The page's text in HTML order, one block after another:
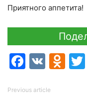
Приятного аппетита!
VK
Previous article